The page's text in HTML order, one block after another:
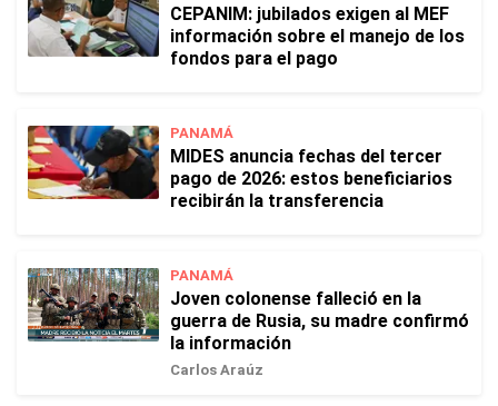
CEPANIM: jubilados exigen al MEF
información sobre el manejo de los
fondos para el pago
PANAMÁ
MIDES anuncia fechas del tercer
pago de 2026: estos beneficiarios
recibirán la transferencia
PANAMÁ
Joven colonense falleció en la
guerra de Rusia, su madre confirmó
la información
Carlos Araúz